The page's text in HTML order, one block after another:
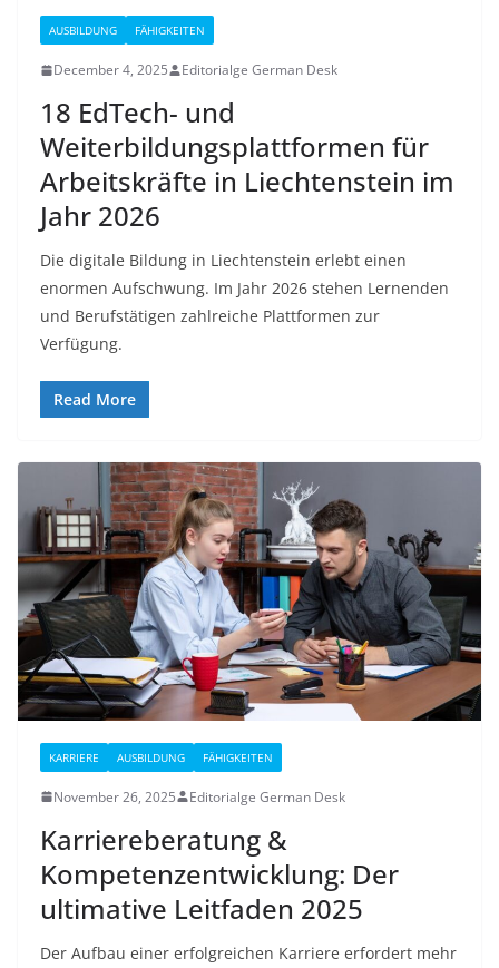
AUSBILDUNG FÄHIGKEITEN
December 4, 2025 Editorialge German Desk
18 EdTech- und
Weiterbildungsplattformen für
Arbeitskräfte in Liechtenstein im
Jahr 2026
Die digitale Bildung in Liechtenstein erlebt einen
enormen Aufschwung. Im Jahr 2026 stehen Lernenden
und Berufstätigen zahlreiche Plattformen zur
Verfügung.
Read More
KARRIERE AUSBILDUNG FÄHIGKEITEN
November 26, 2025 Editorialge German Desk
Karriereberatung &
Kompetenzentwicklung: Der
ultimative Leitfaden 2025
Der Aufbau einer erfolgreichen Karriere erfordert mehr